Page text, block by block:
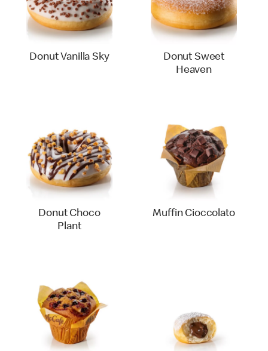
Donut Vanilla Sky
Donut Sweet
Heaven
Donut Choco
Plant
Muffin Cioccolato